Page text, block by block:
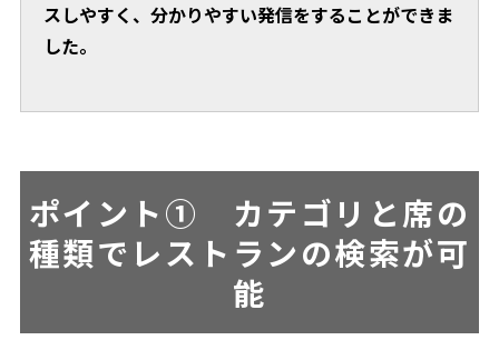
スしやすく、分かりやすい発信をすることができま
した。
ポイント① カテゴリと席の
種類でレストランの検索が可
能